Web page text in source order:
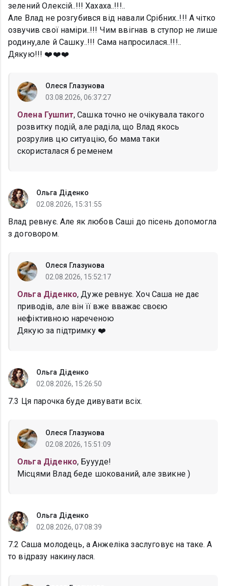
зелений Олексій..!!! Хахаха..!!!..
Але Влад не розгубився від навали Срібних..!!! А чітко
озвучив свої наміри..!!! Чим ввігнав в ступор не лише
родину,але й Сашку..!!! Сама напросилася..!!!..
Дякую!!! ❤️❤️❤️
Олеся Глазунова
03.08.2026, 06:37:27
Олена Гушпит, Сашка точно не очікувала такого
розвитку подій, але раділа, що Влад якось
розрулив цю ситуацію, бо мама таки
скористалася б ременем
Ольга Діденко
02.08.2026, 15:31:55
Влад ревнує. Але як любов Саші до пісень допомогла
з договором.
Олеся Глазунова
02.08.2026, 15:52:17
Ольга Діденко, Дуже ревнує. Хоч Саша не дає
приводів, але він її вже вважає своєю
нефіктивною нареченою
Дякую за підтримку ❤️
Ольга Діденко
02.08.2026, 15:26:50
7.3 Ця парочка буде дивувати всіх.
Олеся Глазунова
02.08.2026, 15:51:09
Ольга Діденко, Буууде!
Місцями Влад беде шокований, але звикне )
Ольга Діденко
02.08.2026, 07:08:39
7.2 Саша молодець, а Анжеліка заслуговує на таке. А
то відразу накинулася.